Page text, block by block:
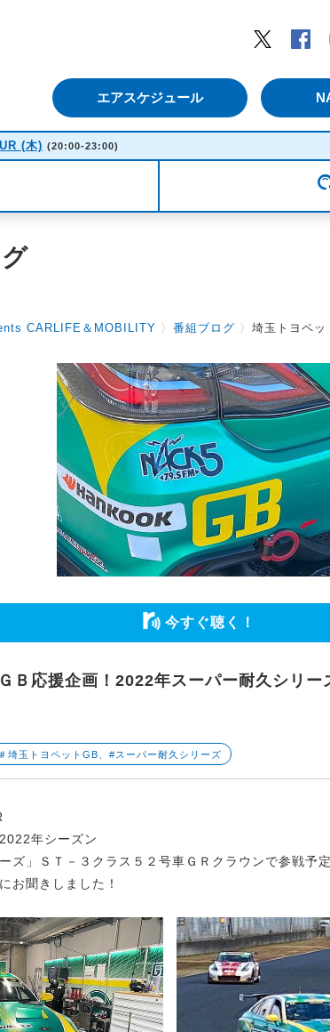
Twitter
エアスケジュール
(木) (20:00-23:00)
CARLIFE＆MOBILITY 〉 番組ブログ 〉 埼玉トヨペッ
今すぐ聴く！
Ｂ応援企画！2022年スーパー耐久シリー
埼玉トヨペットGB、#スーパー耐久シリーズ
年シーズン
ズ」ＳＴ－３クラス５２号車ＧＲクラウンで参戦予
お聞きしました！